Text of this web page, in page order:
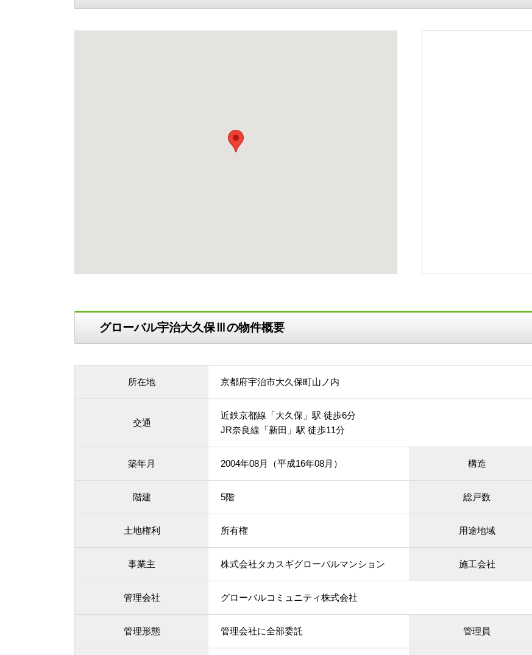
グローバル宇治大久保Ⅲの物件概要
所在地 京都府宇治市大久保町山ノ内
交通
近鉄京都線「大久保」駅 徒歩6分
JR奈良線「新田」駅 徒歩11分
築年月 2004年08月（平成16年08月） 構造
階建 5階 総戸数
土地権利 所有権 用途地域
事業主 株式会社タカスギグローバルマンション 施工会社
管理会社 グローバルコミュニティ株式会社
管理形態 管理会社に全部委託 管理員